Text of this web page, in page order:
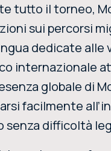
tutto il torneo,
sui percorsi
dedicate alle
internazionale
globale di
facilmente
senza difficoltà